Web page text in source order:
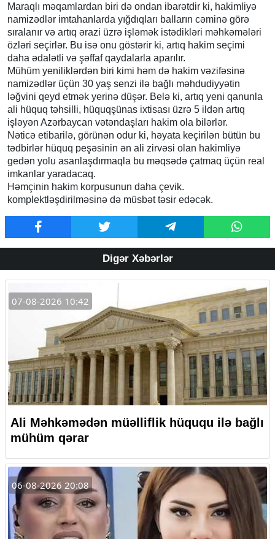
Maraqlı məqamlardan biri də ondan ibarətdir ki, hakimliyə
namizədlər imtahanlarda yığdıqları balların cəminə görə
sıralanır və artıq ərazi üzrə işləmək istədikləri məhkəmələri
özləri seçirlər. Bu isə onu göstərir ki, artıq hakim seçimi
daha ədalətli və şəffaf qaydalarla aparılır.
Mühüm yeniliklərdən biri kimi həm də hakim vəzifəsinə
namizədlər üçün 30 yaş senzi ilə bağlı məhdudiyyətin
ləğvini qeyd etmək yerinə düşər. Belə ki, artıq yeni qanunla
ali hüquq təhsilli, hüquqşünas ixtisası üzrə 5 ildən artıq
işləyən Azərbaycan vətəndaşları hakim ola bilərlər.
Nəticə etibarilə, görünən odur ki, həyata keçirilən bütün bu
tədbirlər hüquq peşəsinin ən ali zirvəsi olan hakimliyə
gedən yolu asanlaşdırmaqla bu məqsədə çatmaq üçün real
imkanlar yaradacaq.
Həmçinin hakim korpusunun daha çevik.
komplektləşdirilməsinə də müsbət təsir edəcək.
Digər Xəbərlər
07-08-2026 10:42
Ali Məhkəmədən müəlliflik hüququ ilə bağlı
mühüm qərar
06-08-2026 20:08